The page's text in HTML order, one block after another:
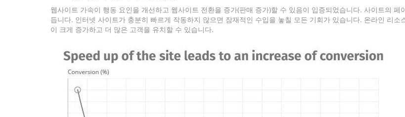
웹사이트 가속이 행동 요인을 개선하고 웹사이트 전환을 증가(판매 증가)할 수 있음이 입증되었습니다. 사이트의
듭니다. 인터넷 사이트가 충분히 빠르게 작동하지 않으면 잠재적인 수입을 놓칠 모든 기회가 있습니다. 온라인 리
이 크게 증가하고 더 많은 고객을 유치할 수 있습니다.